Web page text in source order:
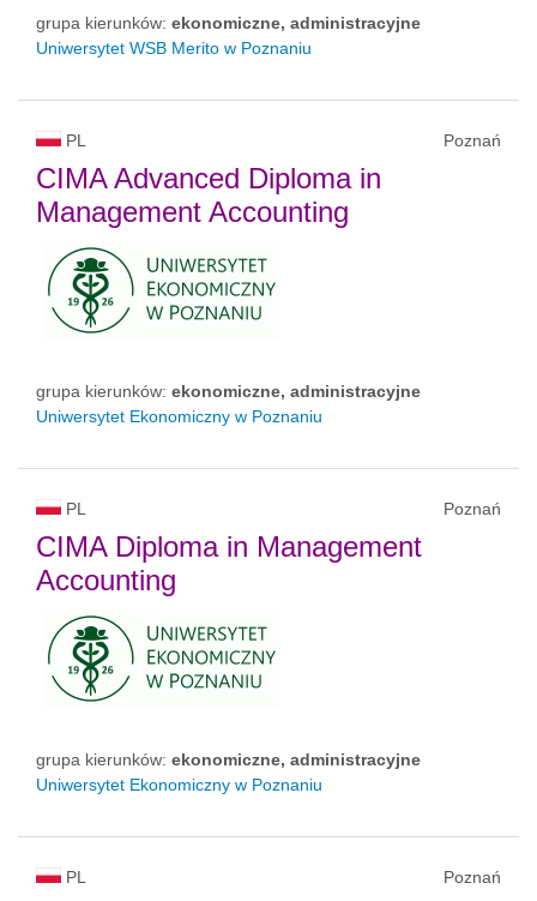
grupa kierunków: ekonomiczne, administracyjne
Uniwersytet WSB Merito w Poznaniu
PL Poznań
CIMA Advanced Diploma in
Management Accounting
grupa kierunków: ekonomiczne, administracyjne
Uniwersytet Ekonomiczny w Poznaniu
PL Poznań
CIMA Diploma in Management
Accounting
grupa kierunków: ekonomiczne, administracyjne
Uniwersytet Ekonomiczny w Poznaniu
PL Poznań